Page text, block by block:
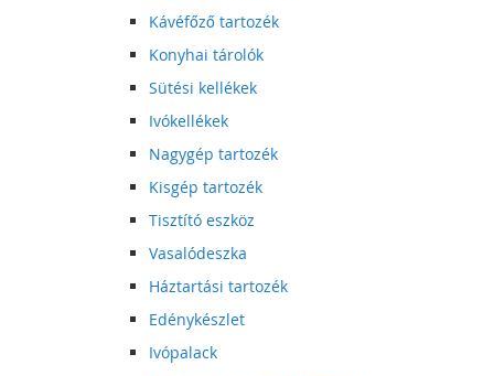
Kávéfőző tartozék
Konyhai tárolók
Sütési kellékek
Ivókellékek
Nagygép tartozék
Kisgép tartozék
Tisztító eszköz
Vasalódeszka
Háztartási tartozék
Edénykészlet
Ivópalack